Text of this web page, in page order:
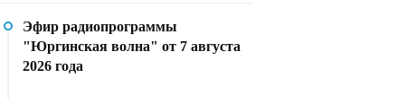
Эфир радиопрограммы
"Юргинская волна" от 7 августа
2026 года